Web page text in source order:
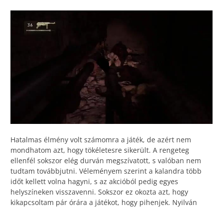
Hatalmas élmény volt számomra a játék, de azért nem
mondhatom azt, hogy tökéletesre sikerült. A rengeteg
ellenfél sokszor elég durván megszívatott, s valóban nem
tudtam továbbjutni. Véleményem szerint a kalandra több
időt kellett volna hagyni, s az akcióból pedig egyes
helyszíneken visszavenni. Sokszor ez okozta azt, hogy
kikapcsoltam pár órára a játékot, hogy pihenjek. Nyilván